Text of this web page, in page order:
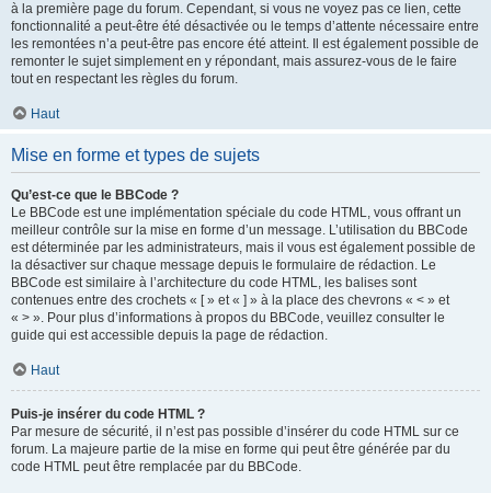
à la première page du forum. Cependant, si vous ne voyez pas ce lien, cette
fonctionnalité a peut-être été désactivée ou le temps d’attente nécessaire entre
les remontées n’a peut-être pas encore été atteint. Il est également possible de
remonter le sujet simplement en y répondant, mais assurez-vous de le faire
tout en respectant les règles du forum.
Haut
Mise en forme et types de sujets
Qu’est-ce que le BBCode ?
Le BBCode est une implémentation spéciale du code HTML, vous offrant un
meilleur contrôle sur la mise en forme d’un message. L’utilisation du BBCode
est déterminée par les administrateurs, mais il vous est également possible de
la désactiver sur chaque message depuis le formulaire de rédaction. Le
BBCode est similaire à l’architecture du code HTML, les balises sont
contenues entre des crochets « [ » et « ] » à la place des chevrons « < » et
« > ». Pour plus d’informations à propos du BBCode, veuillez consulter le
guide qui est accessible depuis la page de rédaction.
Haut
Puis-je insérer du code HTML ?
Par mesure de sécurité, il n’est pas possible d’insérer du code HTML sur ce
forum. La majeure partie de la mise en forme qui peut être générée par du
code HTML peut être remplacée par du BBCode.